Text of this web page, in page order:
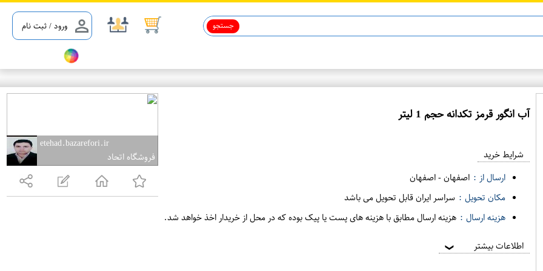
ورود / ثبت نام جستجو
etehad.bazarefori.ir
فروشگاه اتحاد
آب انگور قرمز تکدانه حجم 1 لیتر
ف
و
شرایط خرید
ارسال از : اصفهان-اصفهان
مکان تحویل : سراسر ایران قابل تحویل می باشد
هزینه ارسال : هزینه ارسال مطابق با هزینه های پست یا پیک بوده که در محل از خریدار اخذ خواهد شد.
اطلاعات بیشتر ❯